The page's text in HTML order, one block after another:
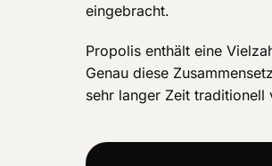
eingebracht.
Propolis enthält eine
Genau diese
sehr langer Zeit traditionell